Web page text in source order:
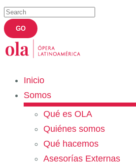
Inicio
Somos
Qué es OLA
Quiénes somos
Qué hacemos
Asesorías Externas